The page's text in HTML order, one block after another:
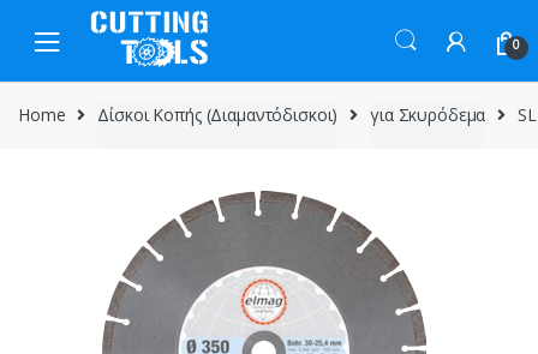
0
Home Δίσκοι Κοπής (Διαμαντόδισκοι) για Σκυρόδεμα